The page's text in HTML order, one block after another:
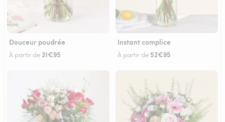
Douceur poudrée
À partir de 31€95
Instant complice
À partir de 52€95